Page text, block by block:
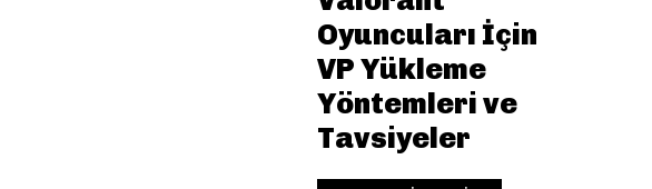
Oyuncuları İçin
VP Yükleme
Yöntemleri ve
Tavsiyeler